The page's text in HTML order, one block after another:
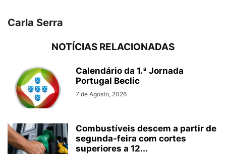
Carla Serra
NOTÍCIAS RELACIONADAS
Calendário da 1.ª Jornada
Portugal Beclic
7 de Agosto, 2026
Combustíveis descem a partir de
segunda-feira com cortes
superiores a 12...